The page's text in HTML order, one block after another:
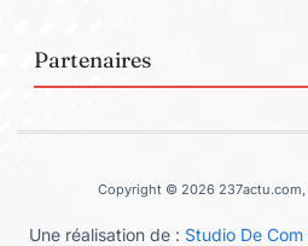
Partenaires
Copyright © 2026 237actu.com,
Une réalisation de : Studio De Com